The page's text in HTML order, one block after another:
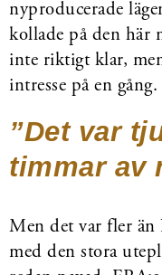
nyproducerade
kollade på den här
inte riktigt klar,
intresse på en gång.
”Det var
timmar av
Men det var fler än
med den stora